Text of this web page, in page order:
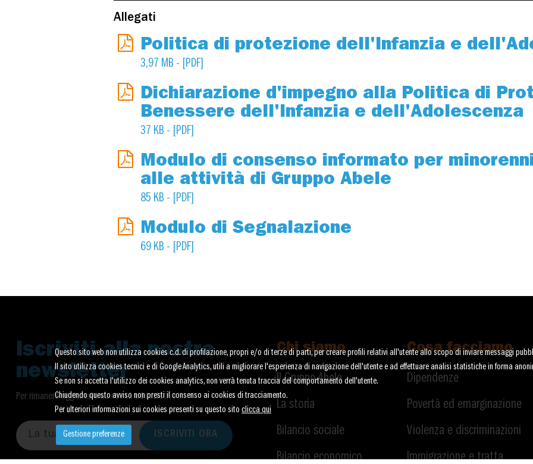
Allegati
Politica di protezione dell'Infanzia e
3,97 MB - [PDF]
Dichiarazione d'impegno alla Politica di
Benessere dell'Infanzia e dell'Adolescenza
37 KB - [PDF]
Modulo di consenso informato per
alle attività di Gruppo Abele
85 KB - [PDF]
Modulo di Segnalazione
69 KB - [PDF]
Iscriviti alla nostra
newsletter
Per rimanere aggiornato su novità ed iniziative
ISCRIVITI ORA
Chi siamo
Il Gruppo Abele
La storia
Bilancio sociale
Bilancio economico
Cosa facciamo
Dipendenze
Povertà ed emarginazione
Violenza e discriminazioni
Immigrazione e tratta
Questo sito web non utilizza cookies c.d. di profilazione, propri e/o di terze di parti, per creare profili relativi all'utente allo scopo di inviare messaggi
Il sito utilizza cookies tecnici e di Google Analytics, utili a migliorare l'esperienza di navigazione dell'utente e ad effettuare analisi statistiche in forma
Se non si accetta l'utilizzo dei cookies analytics, non verrà tenuta traccia del comportamento dell'utente.
Chiudendo questo avviso non presti il consenso ai cookies di tracciamento.
Per ulteriori informazioni sui cookies presenti su questo sito clicca qui
Gestione preferenze